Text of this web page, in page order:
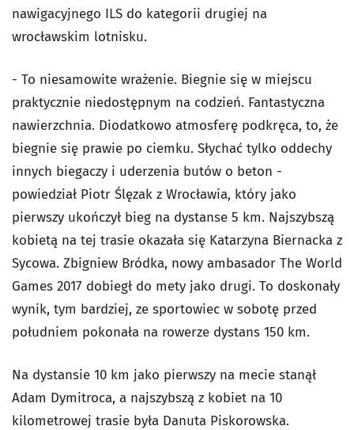
nawigacyjnego ILS do kategorii drugiej na
wrocławskim lotnisku.
- To niesamowite wrażenie. Biegnie się w miejscu
praktycznie niedostępnym na codzień. Fantastyczna
nawierzchnia. Diodatkowo atmosferę podkręca, to, że
biegnie się prawie po ciemku. Słychać tylko oddechy
innych biegaczy i uderzenia butów o beton -
powiedział Piotr Ślęzak z Wrocławia, który jako
pierwszy ukończył bieg na dystanse 5 km. Najszybszą
kobietą na tej trasie okazała się Katarzyna Biernacka z
Sycowa. Zbigniew Bródka, nowy ambasador The World
Games 2017 dobiegł do mety jako drugi. To doskonały
wynik, tym bardziej, ze sportowiec w sobotę przed
południem pokonała na rowerze dystans 150 km.
Na dystansie 10 km jako pierwszy na mecie stanął
Adam Dymitroca, a najszybszą z kobiet na 10
kilometrowej trasie była Danuta Piskorowska.